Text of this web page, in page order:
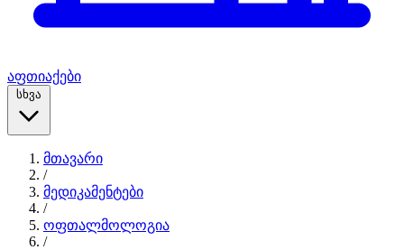
აფთიაქები
სხვა
მთავარი
/
მედიკამენტები
/
ოფთალმოლოგია
/